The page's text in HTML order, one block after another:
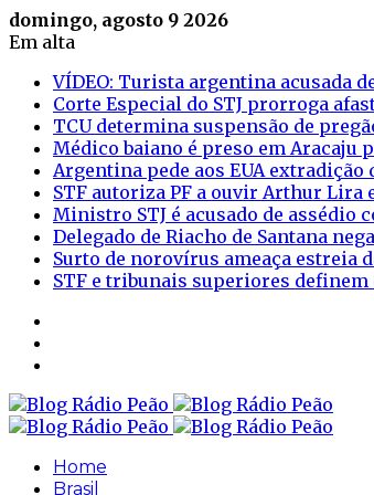
domingo, agosto 9 2026
Em alta
VÍDEO: Turista argentina acusada
Corte Especial do STJ prorroga
TCU determina suspensão de
Médico baiano é preso em Aracaju
Argentina pede aos EUA
STF autoriza PF a ouvir Arthur Lira
Ministro STJ é acusado de assédio
Delegado de Riacho de Santana
Surto de norovírus ameaça estreia
STF e tribunais superiores
Home
Brasil